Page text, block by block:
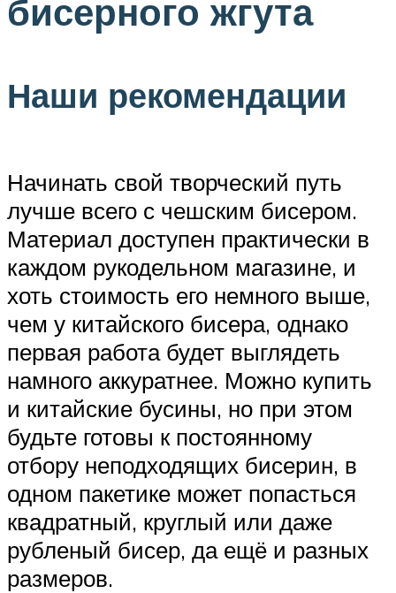
бисерного жгута
Наши рекомендации
Начинать свой творческий путь
лучше всего с чешским бисером.
Материал доступен практически в
каждом рукодельном магазине, и
хоть стоимость его немного выше,
чем у китайского бисера, однако
первая работа будет выглядеть
намного аккуратнее. Можно купить
и китайские бусины, но при этом
будьте готовы к постоянному
отбору неподходящих бисерин, в
одном пакетике может попасться
квадратный, круглый или даже
рубленый бисер, да ещё и разных
размеров.